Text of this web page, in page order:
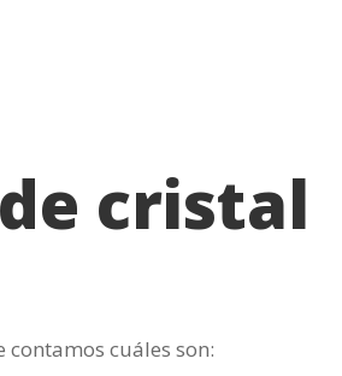
cristal
cuáles son: